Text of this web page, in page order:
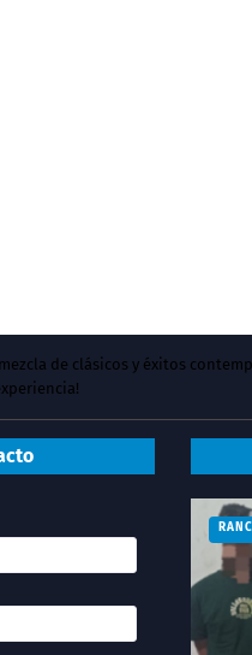
de clásicos y éxitos